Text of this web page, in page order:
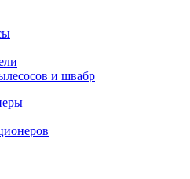
и швабр